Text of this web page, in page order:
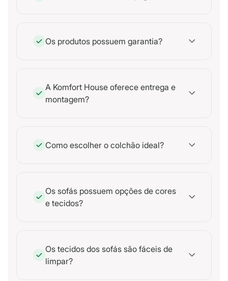
Os produtos possuem garantia?
A Komfort House oferece entrega e
montagem?
Como escolher o colchão ideal?
Os sofás possuem opções de cores
e tecidos?
Os tecidos dos sofás são fáceis de
limpar?